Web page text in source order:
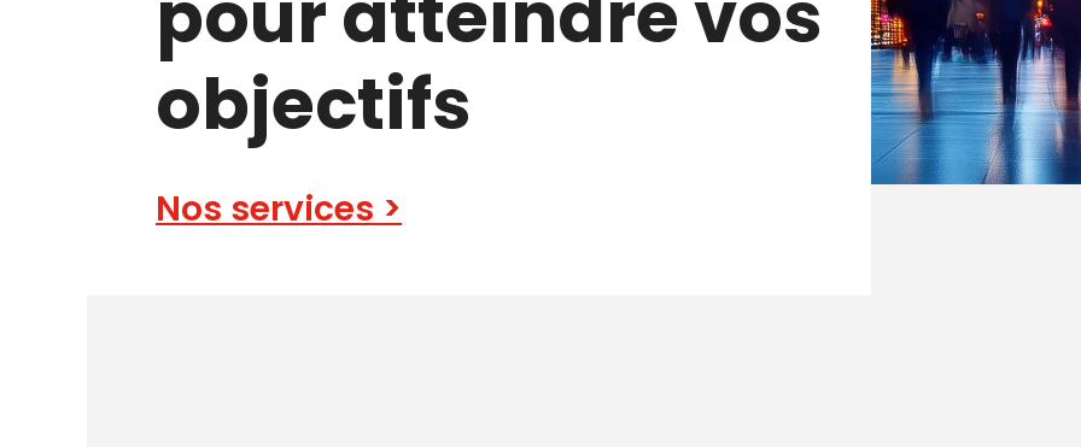
objectifs
Nos services >